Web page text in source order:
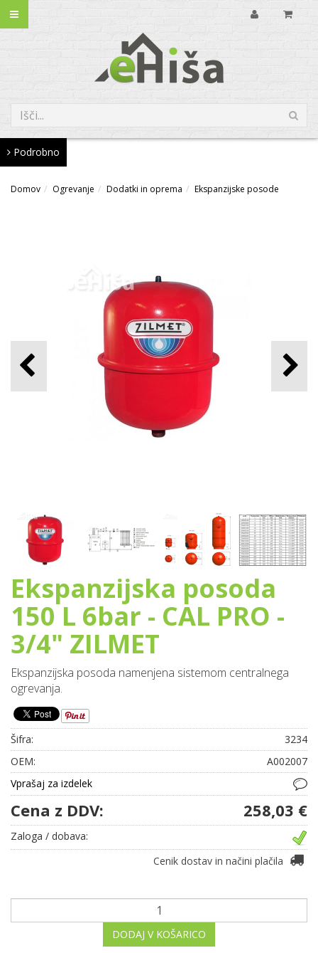
Podrobno
Domov Ogrevanje Dodatki in oprema Ekspanzijske posode
Ekspanzijska posoda
150 L 6bar - CAL PRO -
3/4" ZILMET
Ekspanzijska posoda namenjena sistemom centralnega
ogrevanja.
Šifra:
3234
OEM:
A002007
Vprašaj za izdelek
Cena z DDV: 258,03 €
Zaloga / dobava:
Cenik dostav in načini plačila
DODAJ V KOŠARICO